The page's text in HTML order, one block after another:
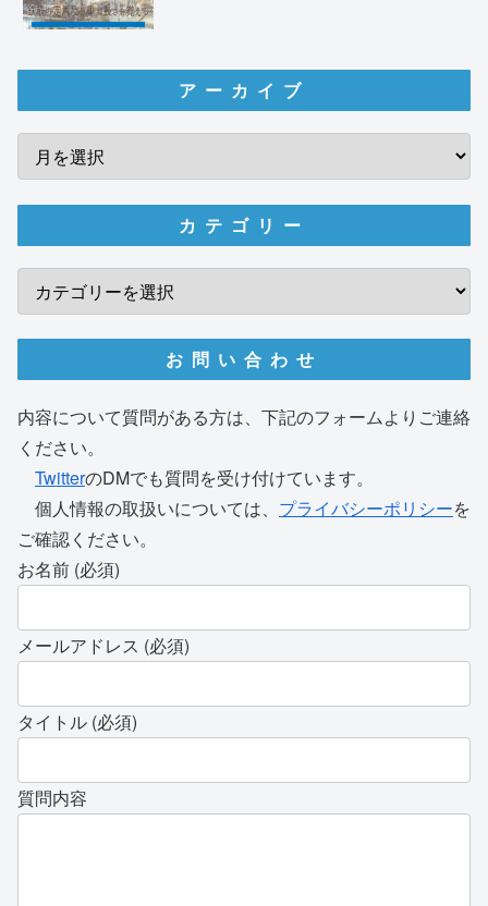
アーカイブ
カテゴリー
お問い合わせ
内容について質問がある方は、下記のフォームよりご連絡
ください。
TwitterのDMでも質問を受け付けています。
個人情報の取扱いについては、 プライバシーポリシーを
ご確認ください。
お名前 (必須)
メールアドレス (必須)
タイトル (必須)
質問内容